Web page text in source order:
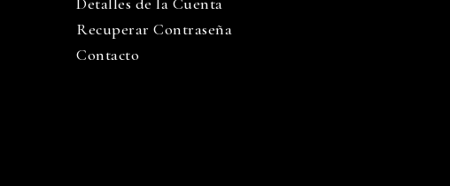
Recuperar Contraseña
Contacto